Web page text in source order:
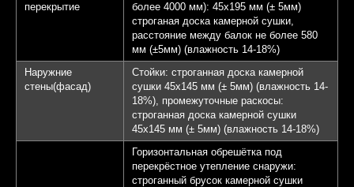
перекрытие
более 4000 мм): 45х195 мм (± 5мм)
строганая доска камерной сушки,
расстояние между балок не более 580
мм (±5мм) (влажность 14-18%)
Наружние
стены(фасад)
Стойки: строганная доска камерной
сушки 45х145 мм (± 5мм) (влажность 14-
18%), промежуточные раскосы:
строганная доска камерной сушки
45х145 мм (± 5мм) (влажность 14-18%)
Горизонтальная обрешётка под
перекрёстное утепление снаружи:
строганный брусок камерной сушки